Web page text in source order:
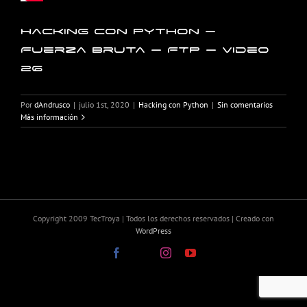
Hacking con Python –
Fuerza Bruta – FTP – Video
26
Por dAndrusco | julio 1st, 2020 | Hacking con Python | Sin comentarios
Más información
Copyright 2009 TecTroya | Todos los derechos reservados | Creado con
WordPress
Facebook InstagramYouTube